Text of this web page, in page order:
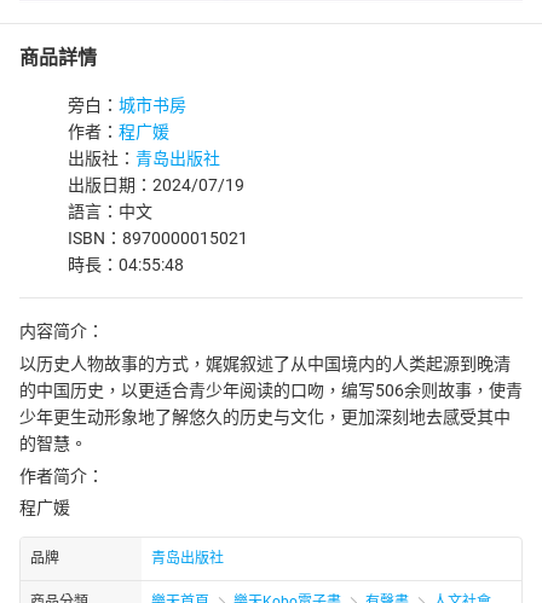
商品詳情
旁白： 城市书房
作者： 程广媛
出版社： 青岛出版社
出版日期：2024/07/19
語言：中文
ISBN：8970000015021
時長：04:55:48
内容简介：
以历史人物故事的方式，娓娓叙述了从中国境内的人类起源到晚清
的中国历史，以更适合青少年阅读的口吻，编写506余则故事，使青
少年更生动形象地了解悠久的历史与文化，更加深刻地去感受其中
的智慧。
作者简介：
程广媛
品牌 青岛出版社